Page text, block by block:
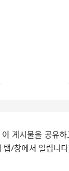
게시물을 공유
탭/창에서 열립니